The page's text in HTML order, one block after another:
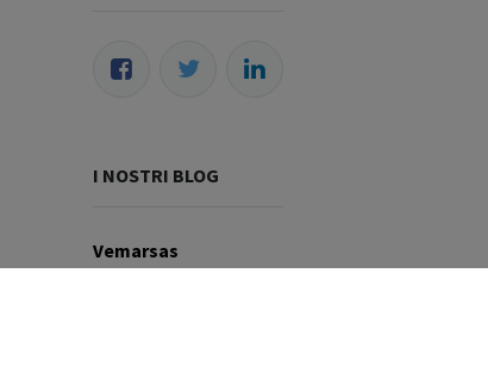
I NOSTRI BLOG
Vemarsas